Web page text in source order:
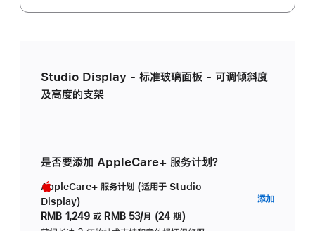
Studio Display - 标准玻璃面板 - 可调倾斜度
及高度的支架
是否要添加 AppleCare+ 服务计划？
AppleCare+ 服务计划 (适用于 Studio
Display)
RMB 1,249 或 RMB 53/月 (24 期)
添加